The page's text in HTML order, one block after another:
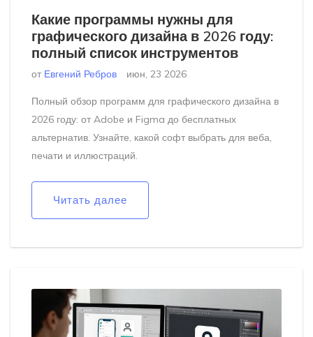
Какие программы нужны для
графического дизайна в 2026 году:
полный список инструментов
от Евгений Ребров июн, 23 2026
Полный обзор программ для графического дизайна в
2026 году: от Adobe и Figma до бесплатных
альтернатив. Узнайте, какой софт выбрать для веба,
печати и иллюстраций.
Читать далее